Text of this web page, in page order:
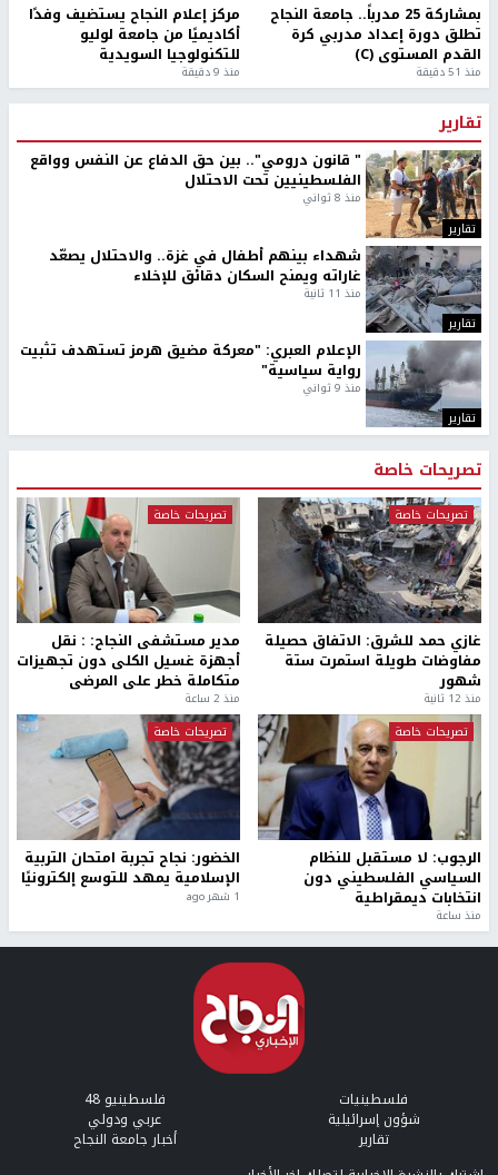
بمشاركة 25 مدرباً.. جامعة النجاح
تطلق دورة إعداد مدربي كرة
القدم المستوى (C)
منذ 51 دقيقة
مركز إعلام النجاح يستضيف وفدًا
أكاديميًا من جامعة لوليو
للتكنولوجيا السويدية
منذ 9 دقيقة
تقارير
تقارير
" قانون درومي".. بين حق الدفاع عن النفس وواقع
الفلسطينيين تحت الاحتلال
منذ 8 ثواني
تقارير
شهداء بينهم أطفال في غزة.. والاحتلال يصعّد
غاراته ويمنح السكان دقائق للإخلاء
منذ 11 ثانية
تقارير
الإعلام العبري: "معركة مضيق هرمز تستهدف تثبيت
رواية سياسية"
منذ 9 ثواني
تصريحات خاصة
تصريحات خاصة
غازي حمد للشرق: الاتفاق حصيلة
مفاوضات طويلة استمرت ستة
شهور
منذ 12 ثانية
تصريحات خاصة
مدير مستشفى النجاح: : نقل
أجهزة غسيل الكلى دون تجهيزات
متكاملة خطر على المرضى
منذ 2 ساعة
تصريحات خاصة
الرجوب: لا مستقبل للنظام
السياسي الفلسطيني دون
انتخابات ديمقراطية
منذ ساعة
تصريحات خاصة
الخضور: نجاح تجربة امتحان التربية
الإسلامية يمهد للتوسع إلكترونيًا
1 شهر ago
فلسطينيات فلسطينيو 48
شؤون إسرائيلية عربي ودولي
تقارير
أخبار جامعة النجاح